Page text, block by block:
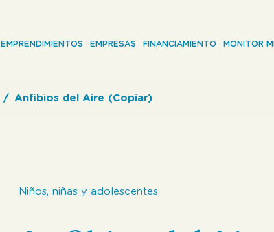
EMPRENDIMIENTOS EMPRESAS FINANCIAMIENTO MONITOR
Anfibios del Aire (Copiar)
Niños, niñas y adolescentes